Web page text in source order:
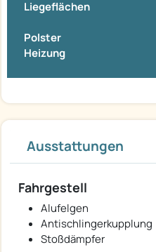
Liegeflächen
Polster
Heizung
Ausstattungen
Fahrgestell
Alufelgen
Antischlingerkupplung
Stoßdämpfer